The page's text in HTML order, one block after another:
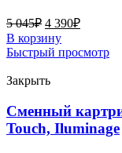
5 045₽ 4 390₽
В корзину
Быстрый просмотр
Закрыть
Сменный
Touch, Iluminage